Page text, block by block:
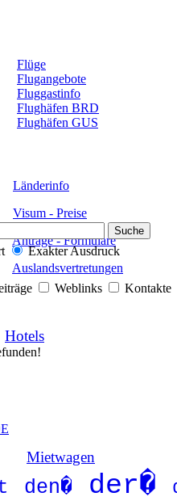
Flüge
Flugangebote
Fluggastinfo
Flughäfen BRD
Flughäfen GUS
Länderinfo
Visum - Preise
Anträge - Formulare
Auslandsvertretungen
Hotels
Mietwagen
Suche
Exakter Ausdruck
Weblinks Kontakte
den� der�